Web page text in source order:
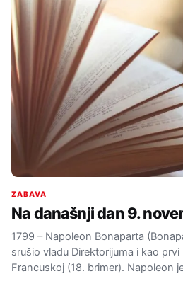
ZABAVA
Na današnji dan 9.
1799 – Napoleon Bonaparta
srušio vladu Direktorijuma i kao
Francuskoj (18. brimer). Napoleon